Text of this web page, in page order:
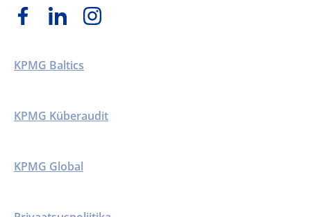
KPMG Baltics
KPMG Küberaudit
KPMG Global